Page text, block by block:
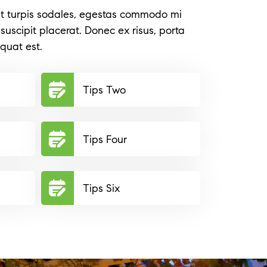
turpis sodales, egestas commodo mi
placerat. Donec ex risus, porta
est.
Tips Two
Tips Four
Tips Six